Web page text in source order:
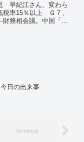
早紀江さん、変わら
税率15％以上 Ｇ７、
務相会議。中国「一
日の出来事